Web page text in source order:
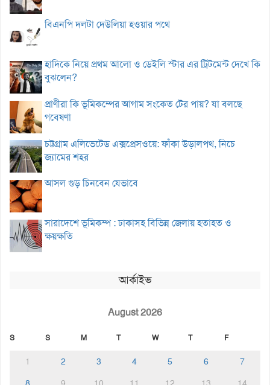
বিএনপি দলটা দেউলিয়া হওয়ার পথে
হাদিকে নিয়ে প্রথম আলো ও ডেইলি স্টার এর ট্রিটমেন্ট দেখে কি
বুঝলেন?
প্রাণীরা কি ভূমিকম্পের আগাম সংকেত টের পায়? যা বলছে
গবেষণা
চট্টগ্রাম এলিভেটেড এক্সপ্রেসওয়ে: ফাঁকা উড়ালপথ, নিচে
জ্যামের শহর
আসল গুড় চিনবেন যেভাবে
সারাদেশে ভূমিকম্প : ঢাকাসহ বিভিন্ন জেলায় হতাহত ও
ক্ষয়ক্ষতি
আর্কাইভ
August 2026
S S M T W T F
1 2 3 4 5 6
7